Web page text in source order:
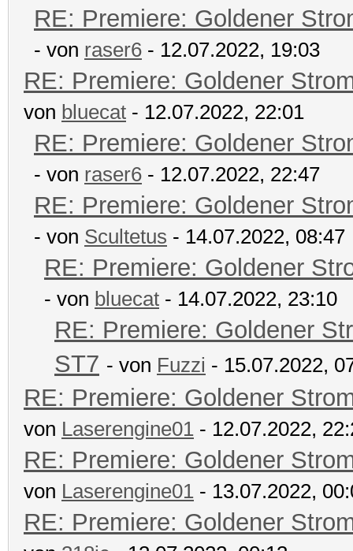
RE: Premiere: Goldener
- von raser6 - 12.07.2022, 19:03
RE: Premiere: Goldener
von bluecat - 12.07.2022, 22:01
RE: Premiere: Goldener
- von raser6 - 12.07.2022, 22:47
RE: Premiere: Goldener
- von Scultetus - 14.07.2022, 08:47
RE: Premiere: Goldener
- von bluecat - 14.07.2022, 23:10
RE: Premiere: Goldener
ST7 - von Fuzzi - 15.07.2022,
RE: Premiere: Goldener
von Laserengine01 - 12.07.2022,
RE: Premiere: Goldener
von Laserengine01 - 13.07.2022,
RE: Premiere: Goldener